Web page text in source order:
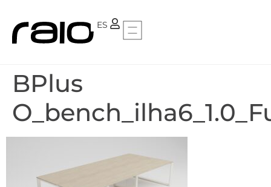
ES
PT
BPlus